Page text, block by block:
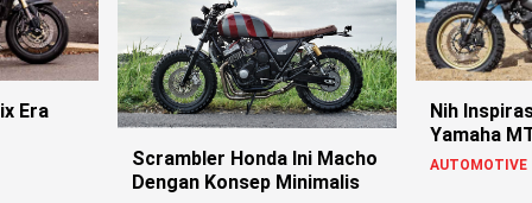
Era
Scrambler Honda Ini Macho
Dengan Konsep Minimalis
Nih
Yamaha
AUTOMOTIVE